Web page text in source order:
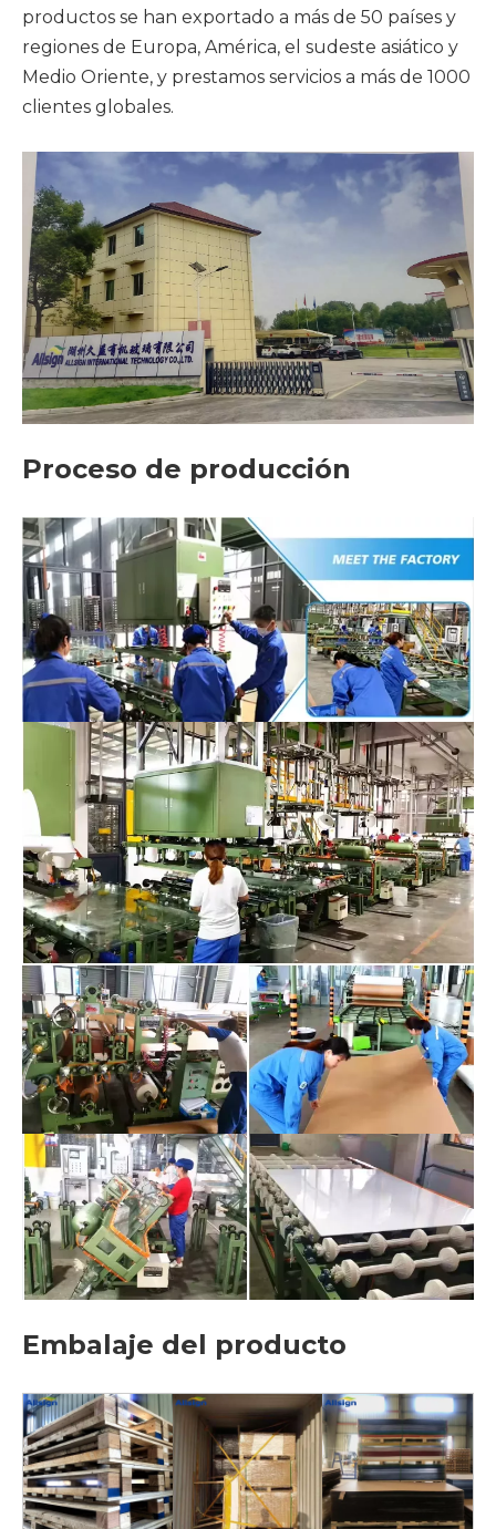
productos se han exportado a más de 50 países y
regiones de Europa, América, el sudeste asiático y
Medio Oriente, y prestamos servicios a más de 1000
clientes globales.
Proceso de producción
Embalaje del producto